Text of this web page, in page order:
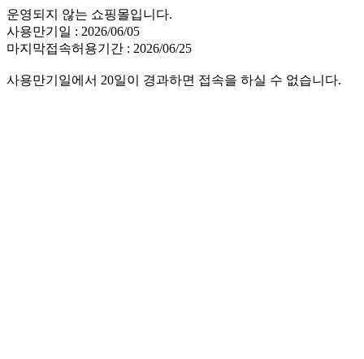
운영되지 않는 쇼핑몰입니다.
사용만기일 : 2026/06/05
마지막접속허용기간 : 2026/06/25
사용만기일에서 20일이 경과하면 접속을 하실 수 없습니다.